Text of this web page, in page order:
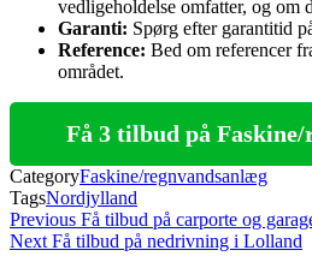
vedligeholdelse omfatter, og om
Garanti: Spørg efter garantitid
Reference: Bed om referencer
området.
Få 3 tilbud på
CategoryFaskine/regnvandsanlæg
TagsNordjylland
Indlægsnavigation
Previous
Post
Previous Få tilbud på carporte og
Next
Next Få tilbud på nedrivning i Lolland